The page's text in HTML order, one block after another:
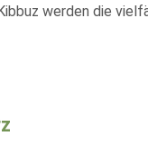
werden die